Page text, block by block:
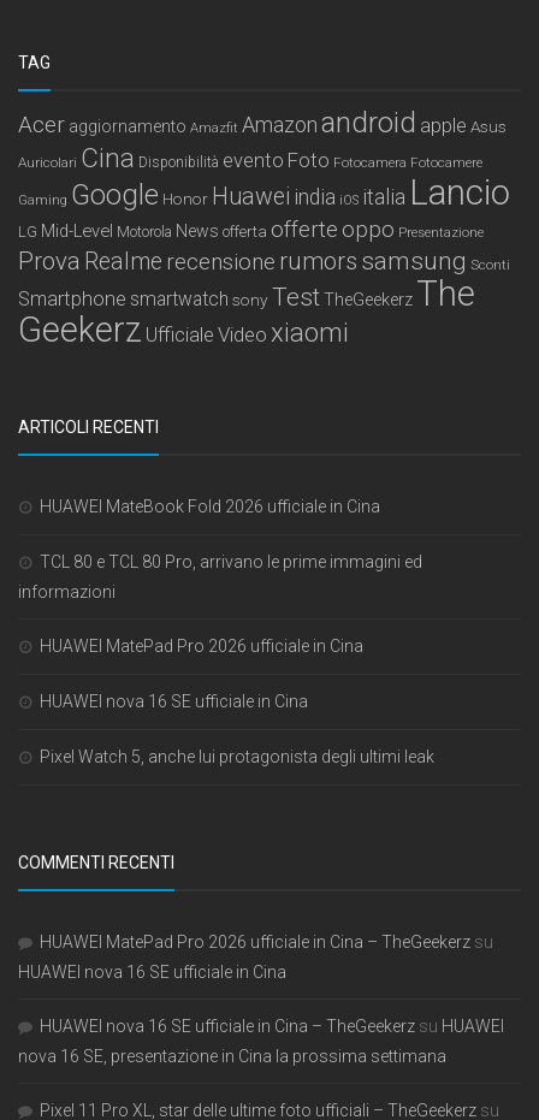
TAG
Acer aggiornamento Amazfit Amazonandroid apple Asus
Auricolari Cina Disponibilità evento Foto Fotocamera Fotocamere
Gaming Google Honor Huawei india iOS italia Lancio
LG Mid-Level Motorola News offerta offerte oppo Presentazione
Prova Realme recensione rumors samsung Sconti
Smartphone smartwatch sony TestTheGeekerz The
Geekerz Ufficiale Video xiaomi
ARTICOLI RECENTI
HUAWEI MateBook Fold 2026 ufficiale in Cina
TCL 80 e TCL 80 Pro, arrivano le prime immagini ed
informazioni
HUAWEI MatePad Pro 2026 ufficiale in Cina
HUAWEI nova 16 SE ufficiale in Cina
Pixel Watch 5, anche lui protagonista degli ultimi leak
COMMENTI RECENTI
HUAWEI MatePad Pro 2026 ufficiale in Cina – TheGeekerz su
HUAWEI nova 16 SE ufficiale in Cina
HUAWEI nova 16 SE ufficiale in Cina – TheGeekerz su HUAWEI
nova 16 SE, presentazione in Cina la prossima settimana
Pixel 11 Pro XL, star delle ultime foto ufficiali – TheGeekerz su